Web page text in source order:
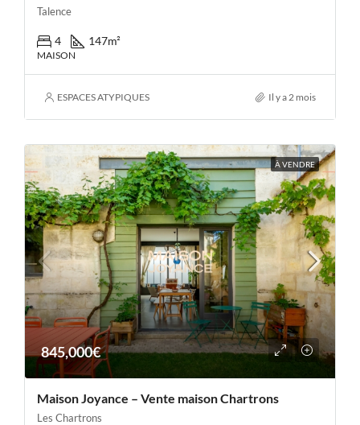
Talence
4 147m²
MAISON
ESPACES ATYPIQUES Il y a 2 mois
À VENDRE
845,000€
Maison Joyance – Vente maison Chartrons
Les Chartrons